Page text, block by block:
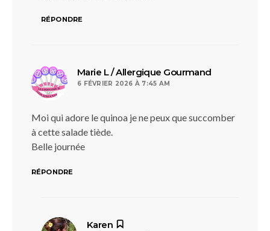
RÉPONDRE
Marie L / Allergique Gourmand
6 FÉVRIER 2026 À 7:45 AM
Moi qui adore le quinoa je ne peux que succomber
à cette salade tiède.
Belle journée
RÉPONDRE
Karen